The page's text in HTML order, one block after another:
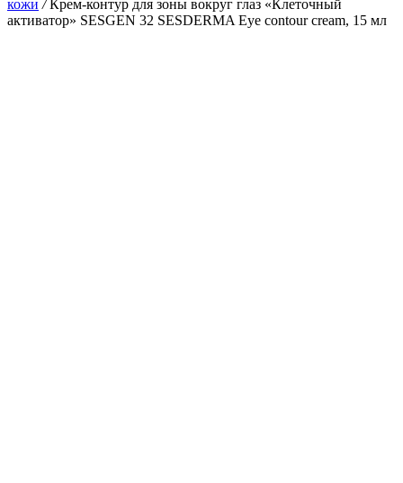
кожи / Крем-контур для зоны вокруг глаз «Клеточный
активатор» SESGEN 32 SESDERMA Eye contour cream, 15 мл